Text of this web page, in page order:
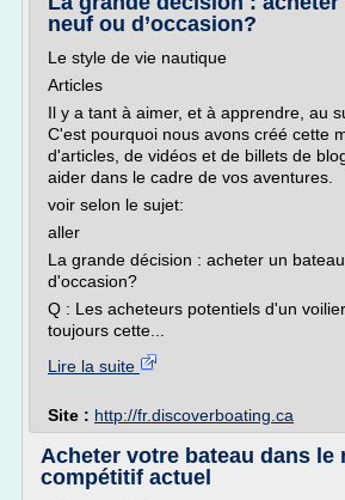
neuf ou d’occasion?
Le style de vie nautique
Articles
Il y a tant à aimer, et à apprendre, au
C'est pourquoi nous avons créé cette
d'articles, de vidéos et de billets de
aider dans le cadre de vos aventures.
voir selon le sujet:
aller
La grande décision : acheter un
d'occasion?
Q : Les acheteurs potentiels d'un
toujours cette...
Lire la suite
Site : http://fr.discoverboating.ca
Acheter votre bateau dans le
compétitif actuel